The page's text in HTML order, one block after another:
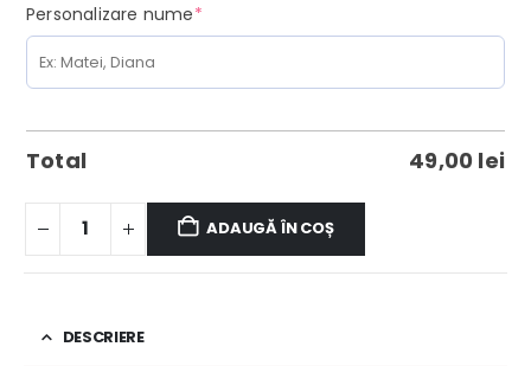
Personalizare nume*(required)
Total 49,00 lei
ADAUGĂ ÎN COȘ
DESCRIERE